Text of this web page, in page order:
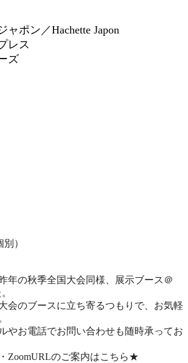
ャポン／Hachette Japon
レス
ズ
）
年の秋季全国大会同様、展示ブース＠
会のブースに立ち寄るつもりで、 お気軽
やお電話でお問い合わせも随時承ってお
ZoomURLのご案内はこちら★